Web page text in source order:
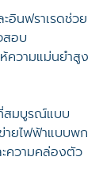
อินฟราเรดช่วย
อบ
ความแม่นยำสูง
สมบูรณ์แบบ
ายไฟฟ้าแบบพก
ความคล่องตัว